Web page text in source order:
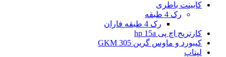
کابینت باطری
رک 4 طبقه
رک 4 طبقه فاران
کارتریج اچ پی hp 15a
کیبورد و ماوس گرین GKM 305
لپتاپ